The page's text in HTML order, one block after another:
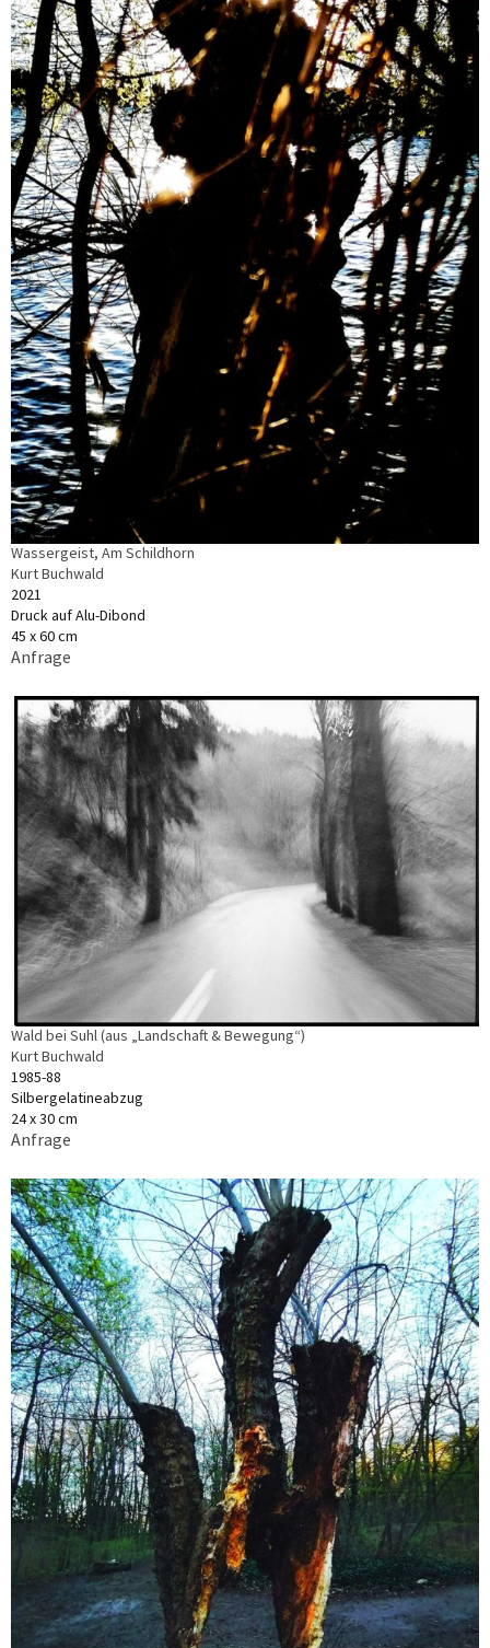
Wassergeist, Am Schildhorn
Kurt Buchwald
2021
Druck auf Alu-Dibond
45 x 60 cm
Anfrage
Wald bei Suhl (aus „Landschaft & Bewegung“)
Kurt Buchwald
1985-88
Silbergelatineabzug
24 x 30 cm
Anfrage